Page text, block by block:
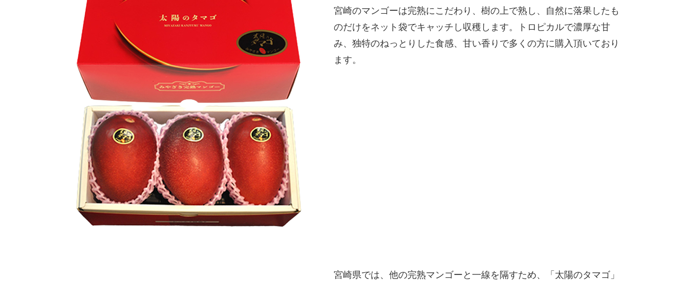
宮崎のマンゴーは完熟にこだわり、樹の上で熟し、自然に落果したも
のだけをネット袋でキャッチし収穫します。トロピカルで濃厚な甘
み、独特のねっとりした食感、甘い香りで多くの方に購入頂いており
ます。
宮崎県では、他の完熟マンゴーと一線を隔すため、「太陽のタマゴ」